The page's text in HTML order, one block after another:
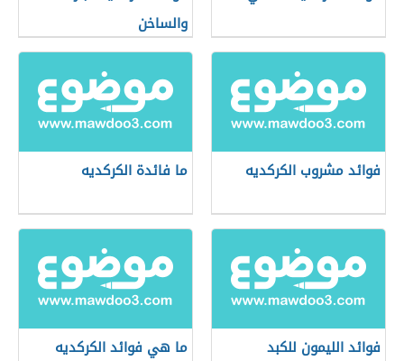
والساخن
فوائد مشروب الكركديه ما فائدة الكركديه
فوائد الليمون للكبد ما هي فوائد الكركديه